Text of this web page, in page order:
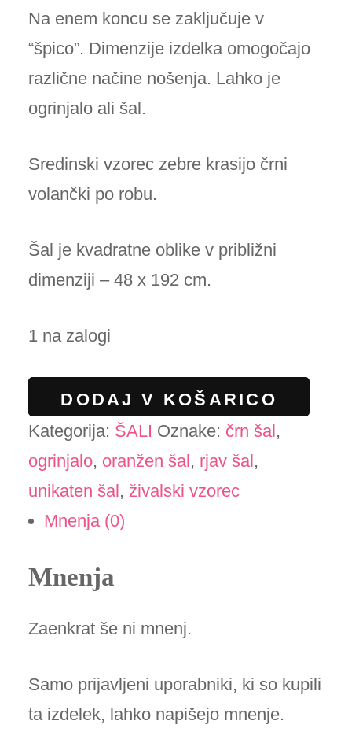
Na enem koncu se zaključuje v
“špico”. Dimenzije izdelka omogočajo
različne načine nošenja. Lahko je
ogrinjalo ali šal.
Sredinski vzorec zebre krasijo črni
volančki po robu.
Šal je kvadratne oblike v približni
dimenziji – 48 x 192 cm.
1 na zalogi
Unikatno
zebra
črno
DODAJ V KOŠARICO
Kategorija: ŠALI Oznake: črn šal ,
ogrinjalo, oranžen šal , rjav šal ,
unikaten šal , živalski vzorec
Mnenja (0)
Mnenja
Zaenkrat še ni mnenj.
Samo prijavljeni uporabniki, ki so kupili
ta izdelek, lahko napišejo mnenje.